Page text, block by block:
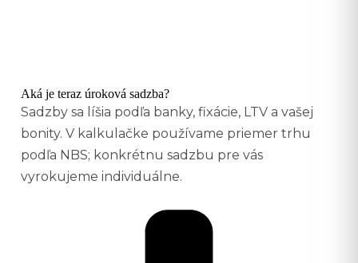
Aká je teraz úroková sadzba?
Sadzby sa líšia podľa banky, fixácie, LTV a vašej
bonity. V kalkulačke používame priemer trhu
podľa NBS; konkrétnu sadzbu pre vás
vyrokujeme individuálne.